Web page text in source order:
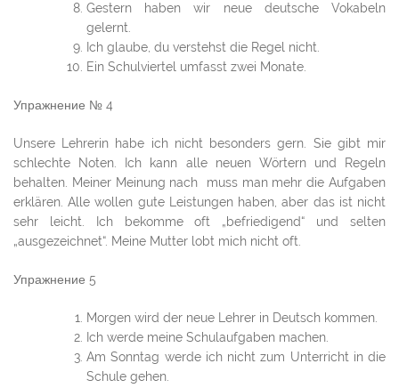
Gestern haben wir neue deutsche Vokabeln
gelernt.
Ich glaube, du verstehst die Regel nicht.
Ein Schulviertel umfasst zwei Monate.
Упражнение № 4
Unsere Lehrerin habe ich nicht besonders gern. Sie gibt mir
schlechte Noten. Ich kann alle neuen Wörtern und Regeln
behalten. Meiner Meinung nach muss man mehr die Aufgaben
erklären. Alle wollen gute Leistungen haben, aber das ist nicht
sehr leicht. Ich bekomme oft „befriedigend“ und selten
„ausgezeichnet“. Meine Mutter lobt mich nicht oft.
Упражнение 5
Morgen wird der neue Lehrer in Deutsch kommen.
Ich werde meine Schulaufgaben machen.
Am Sonntag werde ich nicht zum Unterricht in die
Schule gehen.